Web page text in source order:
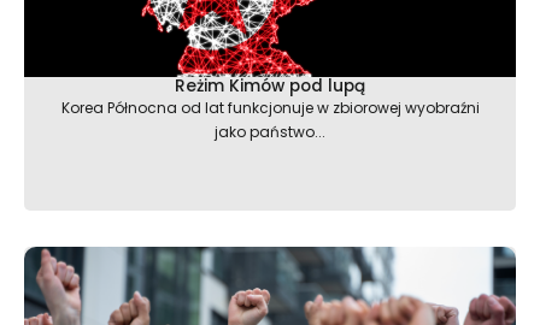
Reżim Kimów pod lupą
Korea Północna od lat funkcjonuje w zbiorowej wyobraźni
jako państwo...